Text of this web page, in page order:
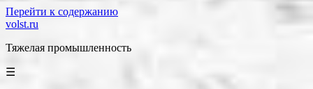
Перейти к содержанию
volst.ru
Тяжелая промышленность
☰